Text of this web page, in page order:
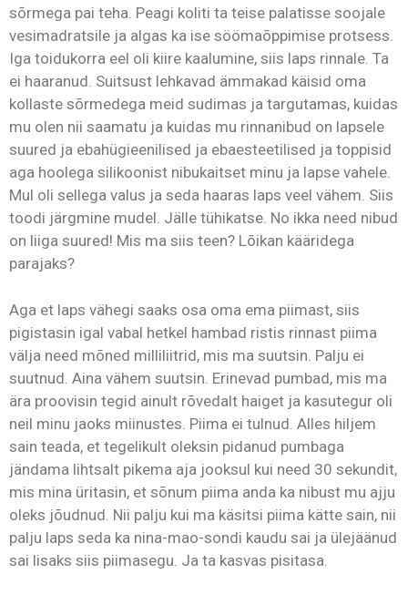
sõrmega pai teha. Peagi koliti ta teise palatisse soojale
vesimadratsile ja algas ka ise söömaõppimise protsess.
Iga toidukorra eel oli kiire kaalumine, siis laps rinnale. Ta
ei haaranud. Suitsust lehkavad ämmakad käisid oma
kollaste sõrmedega meid sudimas ja targutamas, kuidas
mu olen nii saamatu ja kuidas mu rinnanibud on lapsele
suured ja ebahügieenilised ja ebaesteetilised ja toppisid
aga hoolega silikoonist nibukaitset minu ja lapse vahele.
Mul oli sellega valus ja seda haaras laps veel vähem. Siis
toodi järgmine mudel. Jälle tühikatse. No ikka need nibud
on liiga suured! Mis ma siis teen? Lõikan kääridega
parajaks?
Aga et laps vähegi saaks osa oma ema piimast, siis
pigistasin igal vabal hetkel hambad ristis rinnast piima
välja need mõned milliliitrid, mis ma suutsin. Palju ei
suutnud. Aina vähem suutsin. Erinevad pumbad, mis ma
ära proovisin tegid ainult rõvedalt haiget ja kasutegur oli
neil minu jaoks miinustes. Piima ei tulnud. Alles hiljem
sain teada, et tegelikult oleksin pidanud pumbaga
jändama lihtsalt pikema aja jooksul kui need 30 sekundit,
mis mina üritasin, et sõnum piima anda ka nibust mu ajju
oleks jõudnud. Nii palju kui ma käsitsi piima kätte sain, nii
palju laps seda ka nina-mao-sondi kaudu sai ja ülejäänud
sai lisaks siis piimasegu. Ja ta kasvas pisitasa.